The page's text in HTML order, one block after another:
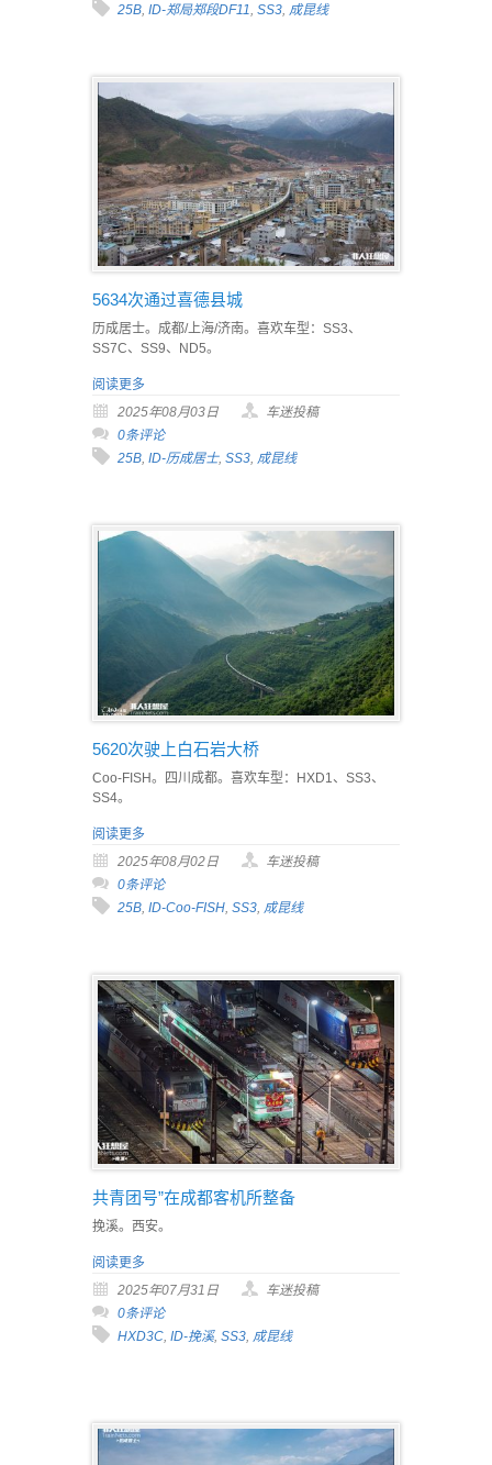
25B ID-郑局郑段DF11 SS3 成昆线
5634次通过喜德县城
历成居士。成都/上海/济南。喜欢车型：SS3、
SS7C、SS9、ND5。
阅读更多
2025年08月03日
车迷投稿
0条评论
25B, ID-历成居士, SS3, 成昆线
5620次驶上白石岩大桥
Coo-FISH。四川成都。喜欢车型：HXD1、SS3、
SS4。
阅读更多
2025年08月02日
车迷投稿
0条评论
25B ID-Coo-FISH SS3 成昆线
共青团号”在成都客机所整备
挽溪。西安。
阅读更多
2025年07月31日
车迷投稿
0条评论
HXD3C, ID-挽溪, SS3, 成昆线